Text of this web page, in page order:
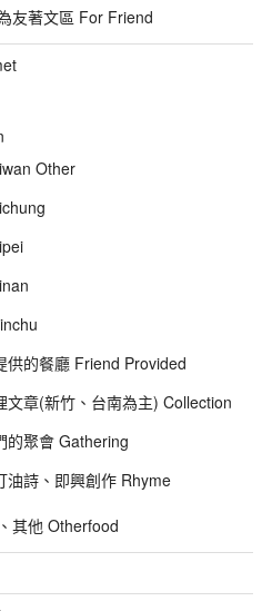
友著文區 For Friend
Other
供的餐廳 Friend Provided
文章(新竹、台南為主) Collection
的聚會 Gathering
油詩、即興創作 Rhyme
其他 Otherfood